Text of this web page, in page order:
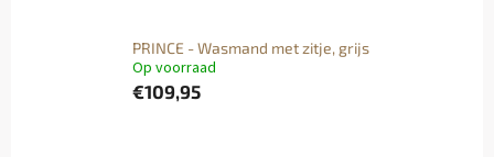
PRINCE - Wasmand met zitje, grijs
Op voorraad
€109,95